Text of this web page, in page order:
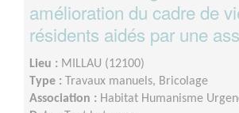
amélioration du cadre de
résidents aidés par une
Lieu : MILLAU (12100)
Type :
Travaux manuels, Bricolage
Association : Habitat Humanisme